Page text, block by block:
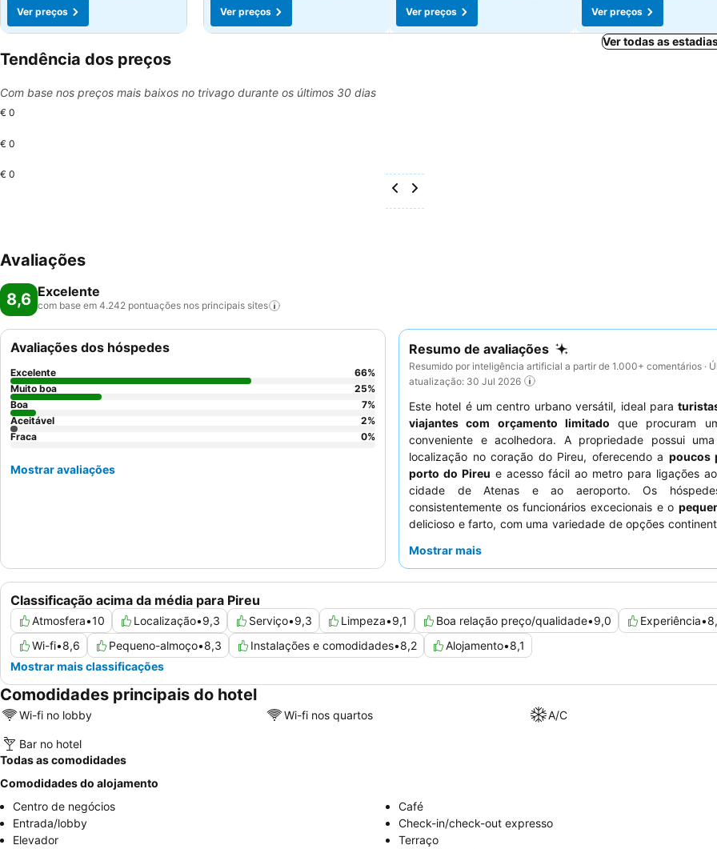
Ver preços
Ver preços
Ver preços
Ver preços
Ver todas as
Tendência dos preços
Com base nos preços mais baixos no trivago durante os últimos 30 dias
€ 0
€ 0
€ 0
Avaliações
8,6 Excelente
com base em 4.242 pontuações nos principais sites
Resumo de avaliações
Resumido por inteligência artificial a partir de 1.000+ comentários ·
atualização: 30 Jul 2026
Este hotel é um centro urbano versátil, ideal para
viajantes com orçamento limitado que procuram
conveniente e acolhedora. A propriedade possui
localização no coração do Pireu, oferecendo a poucos
porto do Pireu e acesso fácil ao metro para ligações
cidade de Atenas e ao aeroporto. Os
consistentemente os funcionários excecionais e o
delicioso e farto, com uma variedade de opções
adicional, considere reservar um quarto com
Mostrar mais
Classificação acima da média para Pireu
Atmosfera•10 Localização•9,3 Serviço•9,3 Limpeza•9,1 Boa relação preço/qualidade•9,0 Experiência•
Wi-fi•8,6 Pequeno-almoço•8,3 Instalações e comodidades•8,2 Alojamento•8,1
Mostrar mais classificações
Avaliações dos hóspedes
Excelente 66%
Muito boa
25%
Boa
7%
Aceitável
2%
Fraca
0%
Mostrar avaliações
Comodidades principais do hotel
Wi-fi no lobby Wi-fi nos quartos A/C
Bar no hotel
Todas as comodidades
Comodidades do alojamento
Centro de negócios
Café
Entrada/lobby
Check-in/check-out expresso
Elevador
Terraço